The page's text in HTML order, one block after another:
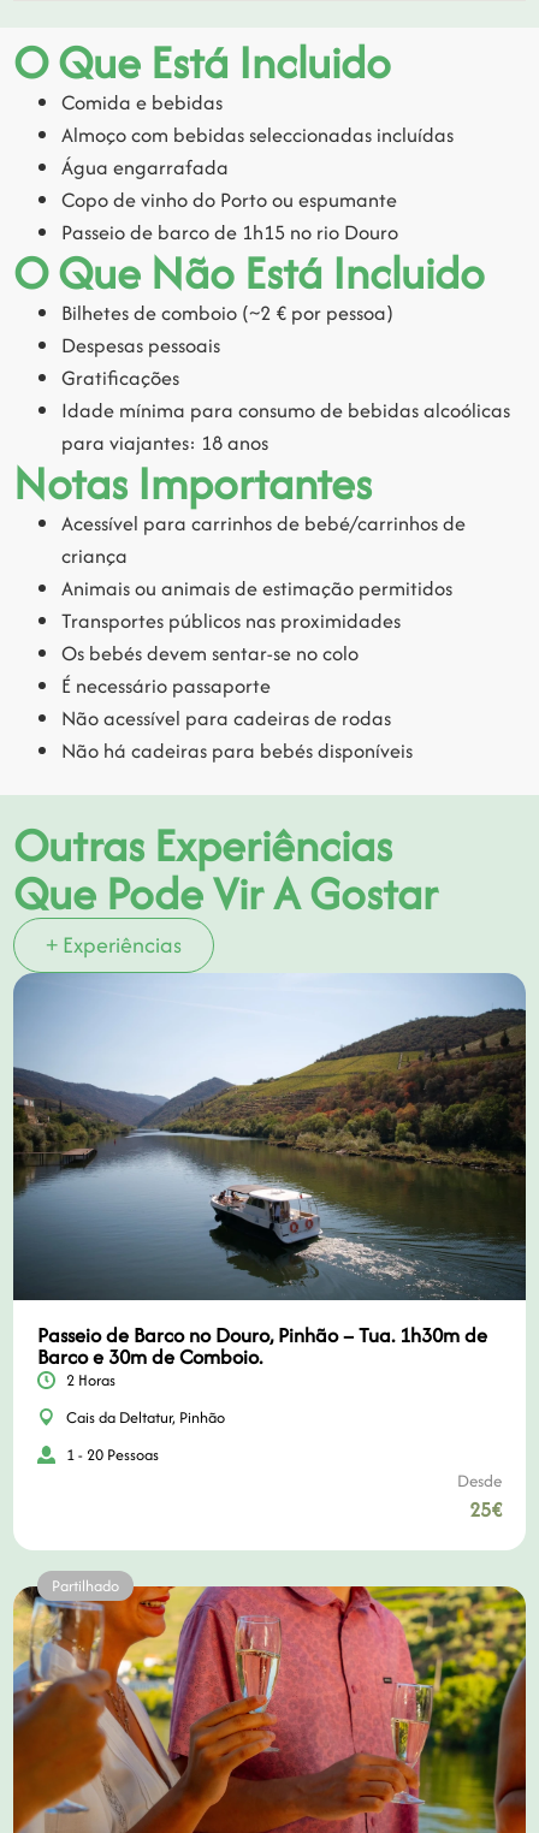
O Que Está Incluido
Comida e bebidas
Almoço com bebidas seleccionadas incluídas
Água engarrafada
Copo de vinho do Porto ou espumante
Passeio de barco de 1h15 no rio Douro
O Que Não Está Incluido
Bilhetes de comboio (~2 € por pessoa)
Despesas pessoais
Gratificações
Idade mínima para consumo de bebidas alcoólicas
para viajantes: 18 anos
Notas Importantes
Acessível para carrinhos de bebé/carrinhos de
criança
Animais ou animais de estimação permitidos
Transportes públicos nas proximidades
Os bebés devem sentar-se no colo
É necessário passaporte
Não acessível para cadeiras de rodas
Não há cadeiras para bebés disponíveis
Outras Experiências
Que Pode Vir A Gostar
+ Experiências
Passeio de Barco no Douro, Pinhão – Tua. 1h30m de
Barco e 30m de Comboio.
2 Horas
Cais da Deltatur, Pinhão
1 - 20 Pessoas
Desde
25€
Partilhado